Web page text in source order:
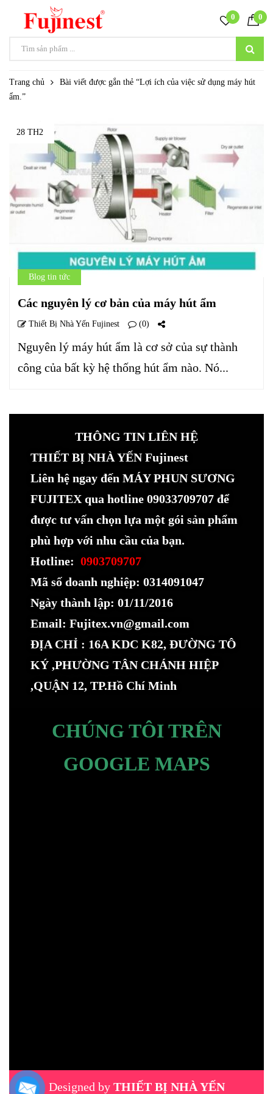
0 0
Trang chủ
Bài viết được gắn thẻ “Lợi ích của việc sử dụng máy hút
ẩm.”
28 TH2
Blog tin tức
Các nguyên lý cơ bản của máy hút ẩm
Thiết Bị Nhà Yến Fujinest (0)
Nguyên lý máy hút ẩm là cơ sở của sự thành
công của bất kỳ hệ thống hút ẩm nào. Nó...
THÔNG TIN LIÊN HỆ
THIẾT BỊ NHÀ YẾN Fujinest
Liên hệ ngay đến MÁY PHUN SƯƠNG
FUJITEX qua hotline 09033709707 để
được tư vấn chọn lựa một gói sản phẩm
phù hợp với nhu cầu của bạn.
Hotline: 0903709707
Mã số doanh nghiệp: 0314091047
Ngày thành lập: 01/11/2016
Email: Fujitex.vn@gmail.com
ĐỊA CHỈ : 16A KDC K82, ĐƯỜNG TÔ
KÝ ,PHƯỜNG TÂN CHÁNH HIỆP
,QUẬN 12, TP.Hồ Chí Minh
CHÚNG TÔI TRÊN
GOOGLE MAPS
Designed by THIẾT BỊ NHÀ YẾN